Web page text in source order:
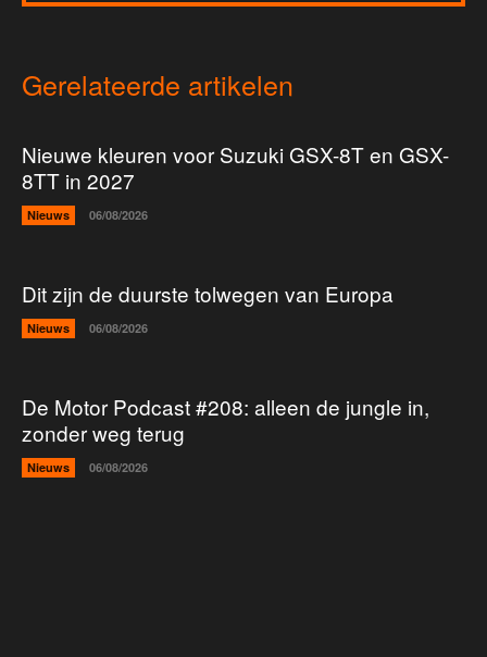
Gerelateerde artikelen
Nieuwe kleuren voor Suzuki GSX-8T en GSX-
8TT in 2027
Nieuws 06/08/2026
Dit zijn de duurste tolwegen van Europa
Nieuws 06/08/2026
De Motor Podcast #208: alleen de jungle in,
zonder weg terug
Nieuws 06/08/2026